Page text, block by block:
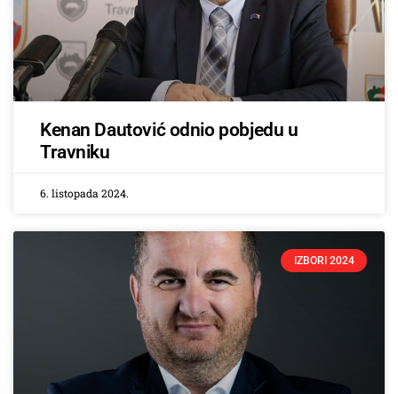
Kenan Dautović odnio pobjedu u
Travniku
6. listopada 2024.
IZBORI 2024